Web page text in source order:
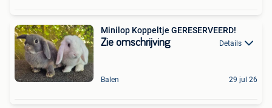
Minilop Koppeltje GERESERVEERD!
Zie omschrijving Details
Balen 29 jul 26